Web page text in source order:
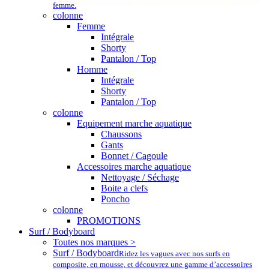
femme.
colonne
Femme
Intégrale
Shorty
Pantalon / Top
Homme
Intégrale
Shorty
Pantalon / Top
colonne
Equipement marche aquatique
Chaussons
Gants
Bonnet / Cagoule
Accessoires marche aquatique
Nettoyage / Séchage
Boite a clefs
Poncho
colonne
PROMOTIONS
Surf / Bodyboard
Toutes nos marques >
Surf / BodyboardRidez les vagues avec nos surfs en
composite, en mousse, et découvrez une gamme d’accessoires